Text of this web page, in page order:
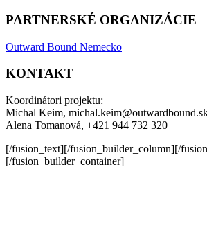
PARTNERSKÉ ORGANIZÁCIE
Outward Bound Nemecko
KONTAKT
Koordinátori projektu:
Michal Keim,
Alena Tomanová, +421 944 732 320
[/fusion_text][/fusion_builder_column][/
[/fusion_builder_container]